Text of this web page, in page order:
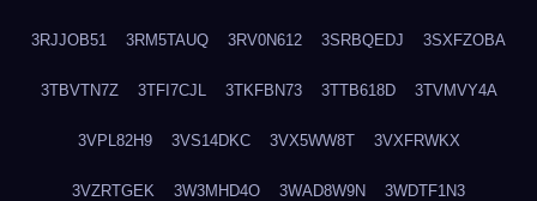
3RJJOB51 3RM5TAUQ 3RV0N612 3SRBQEDJ 3SXFZOBA
3TBVTN7Z 3TFI7CJL 3TKFBN73 3TTB618D 3TVMVY4A
3VPL82H9 3VS14DKC 3VX5WW8T 3VXFRWKX
3VZRTGEK 3W3MHD4O 3WAD8W9N 3WDTF1N3